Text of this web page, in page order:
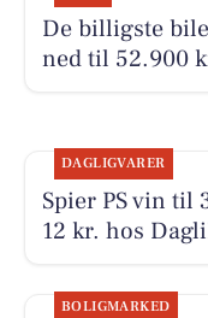
De billigste
ned til 52.900
DAGLIGVARER
Spier PS vin til
12 kr. hos
BOLIGMARKED